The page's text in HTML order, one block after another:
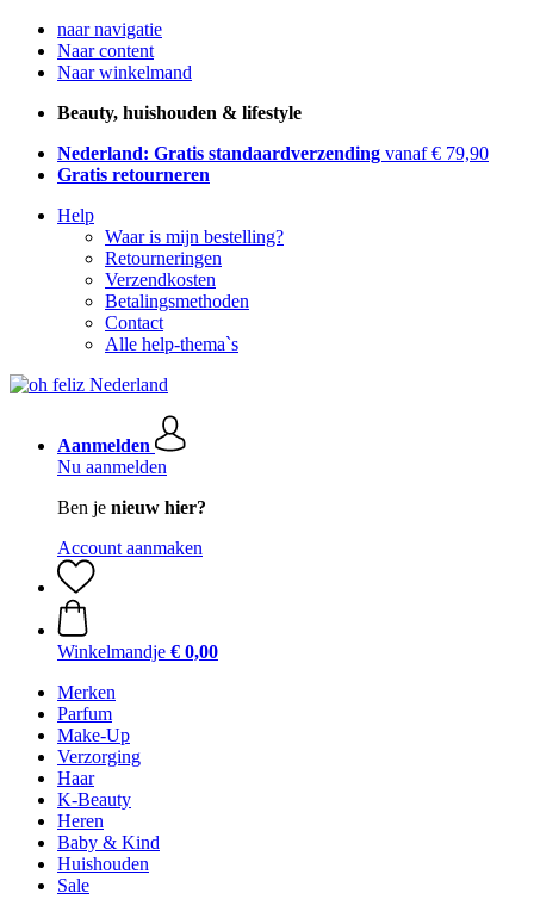
naar navigatie
Naar content
Naar winkelmand
Beauty, huishouden & lifestyle
Nederland: Gratis standaardverzending vanaf € 79,90
Gratis retourneren
Help
Waar is mijn bestelling?
Retourneringen
Verzendkosten
Betalingsmethoden
Contact
Alle help-thema`s
Aanmelden
Nu aanmelden
Ben je nieuw hier?
Account aanmaken
Winkelmandje € 0,00
Merken
Parfum
Make-Up
Verzorging
Haar
K-Beauty
Heren
Baby & Kind
Huishouden
Sale